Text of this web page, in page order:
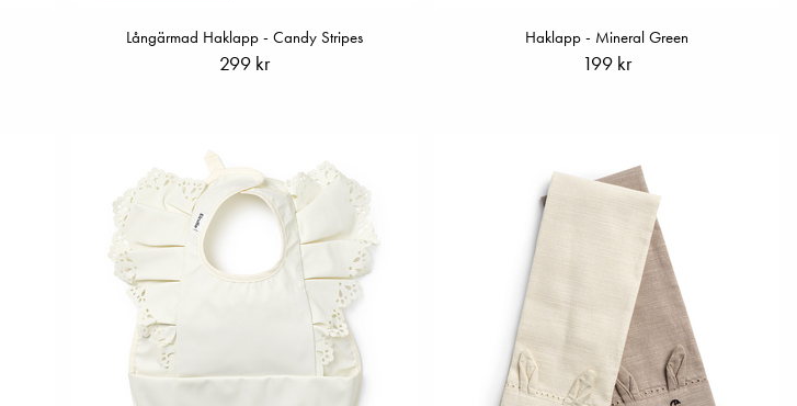
Långärmad Haklapp - Candy Stripes
299 kr
Haklapp - Mineral Green
199 kr